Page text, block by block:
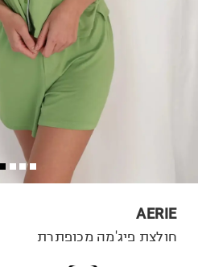
AERIE
חולצת פיג'מה מכופתרת